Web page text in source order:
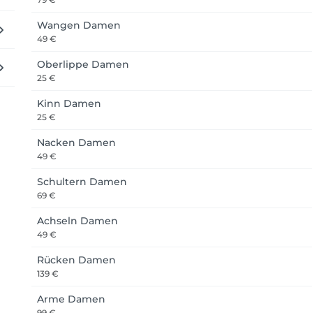
telefonisch, per E-Mail oder über unsere Website. Mit der
eintreten können. Daher haben wir die folgenden
kostenfrei.
stellen wir 70 % des Behandlungspreises in
stellen wir 80 % des Behandlungspreises in
zum vereinbarten Termin wird der volle
Wangen Damen
49 €
Oberlippe Damen
25 €
Kinn Damen
25 €
Nacken Damen
49 €
Schultern Damen
69 €
Achseln Damen
49 €
Rücken Damen
139 €
Arme Damen